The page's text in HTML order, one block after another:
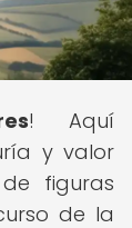
! Aquí
y valor
figuras
de la